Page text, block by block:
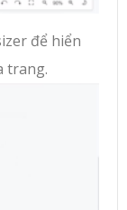
để hiển
trang.